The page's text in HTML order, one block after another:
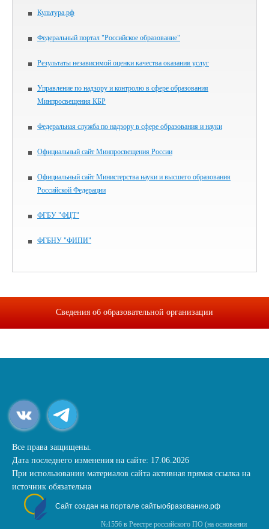
Культура.рф
Федеральный портал "Российское образование"
Результаты независимой оценки качества оказания услуг
Управление по надзору и контролю в сфере образования
Минпросвещения КБР
Федеральная служба по надзору в сфере образования и науки
Официальный сайт Минпросвещения России
Официальный сайт Министерства науки и высшего образования
Российской Федерации
ФГБУ "ФЦТ"
ФГБНУ "ФИПИ"
Сведения об образовательной организации
Все права защищены.
Дата последнего изменения на сайте: 17.06.2026
При использовании материалов сайта активная прямая ссылка на
источник обязательна
Сайт создан на портале сайтыобразованию.рф
№1556 в Реестре российского ПО (на основании